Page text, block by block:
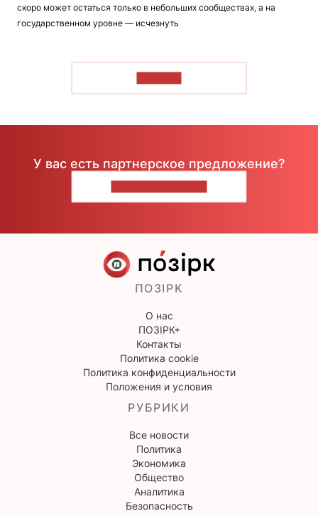
скоро может остаться только в небольших сообществах, а на
государственном уровне — исчезнуть
У вас есть партнерское предложение?
ПОЗІРК
О нас
ПОЗІРК+
Контакты
Политика cookie
Политика конфиденциальности
Положения и условия
РУБРИКИ
Все новости
Политика
Экономика
Общество
Аналитика
Безопасность